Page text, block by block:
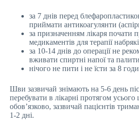
за 7 днів перед
приймати антикоагулянти
за призначенням лікаря почати
медикаментів для терапії
за 10-14 днів до операції не
вживати спиртні напої та
нічого не пити і не їсти за 8
Шви зазвичай знімають на 5-6 день
перебувати в лікарні протягом усього
обов’язково, зазвичай пацієнтів
1-2 дні.